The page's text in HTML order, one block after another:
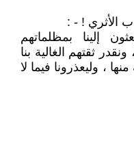
ب الأثري ! - :
إلينا بمظلماتهم
ثقتهم الغالية بنا
، وليعذرونا فيما لا